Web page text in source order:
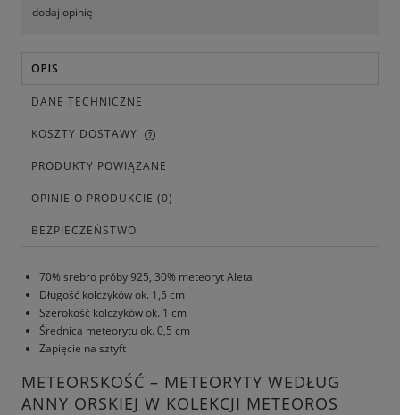
dodaj opinię
OPIS
DANE TECHNICZNE
KOSZTY DOSTAWY
PRODUKTY POWIĄZANE
OPINIE O PRODUKCIE (0)
BEZPIECZEŃSTWO
70% srebro próby 925, 30% meteoryt Aletai
Długość kolczyków ok. 1,5 cm
Szerokość kolczyków ok. 1 cm
Średnica meteorytu ok. 0,5 cm
Zapięcie na sztyft
METEORSKOŚĆ – METEORYTY WEDŁUG
ANNY ORSKIEJ W KOLEKCJI METEOROS